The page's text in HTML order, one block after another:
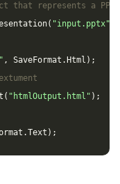
that represents a
( "input.pptx"
, SaveFormat . Html );
( "htmlOutput.html" );
.Text );